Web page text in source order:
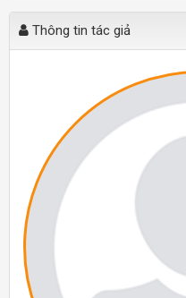
Thông tin tác giả